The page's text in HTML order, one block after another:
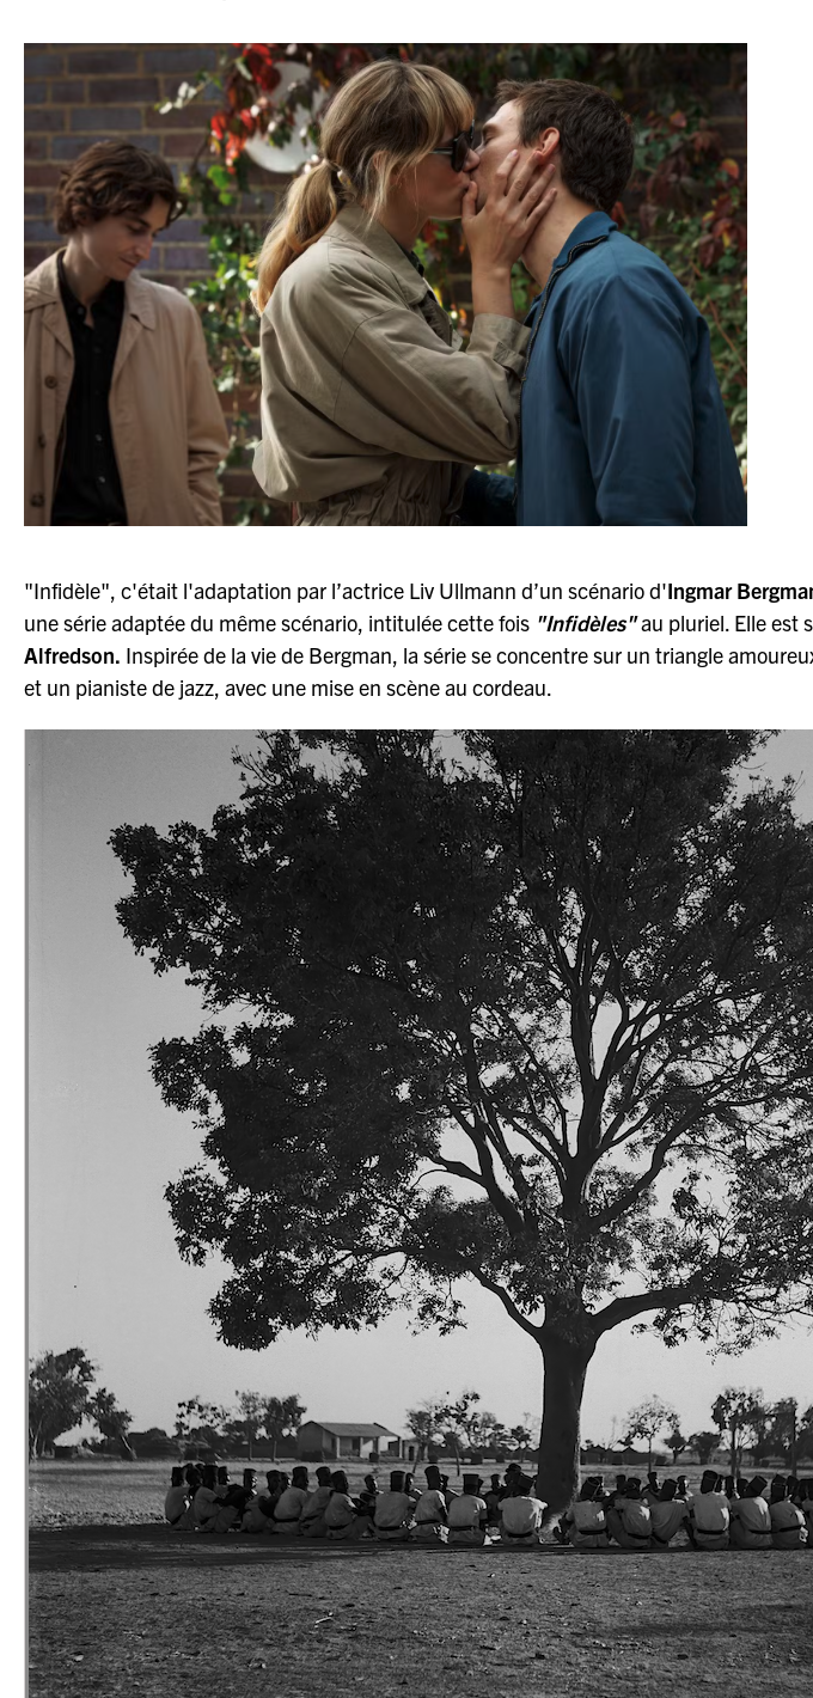
"Infidèle", c'était l'adaptation par l’actrice Liv Ullmann d’un scénario d'Ingmar
une série adaptée du même scénario, intitulée cette fois "Infidèles"au pluriel. Elle est
Alfredson. Inspirée de la vie de Bergman, la série se concentre sur un triangle
et un pianiste de jazz, avec une mise en scène au cordeau.